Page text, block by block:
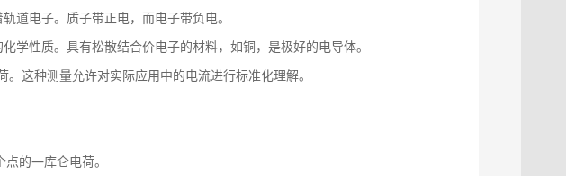
道电子。质子带正电，而电子带负电。
学性质。具有松散结合价电子的材料，如铜，是极好的电导体。
这种测量允许对实际应用中的电流进行标准化理解。
的一库仑电荷。